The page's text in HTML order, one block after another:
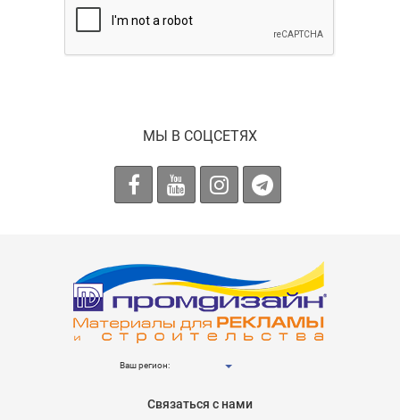
МЫ В СОЦСЕТЯХ
Ваш регион:
Связаться с нами